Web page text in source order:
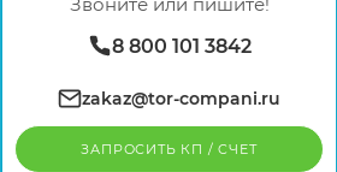
8 800 101 3842
zakaz@tor-compani.ru
ЗАПРОСИТЬ КП / CЧЕТ